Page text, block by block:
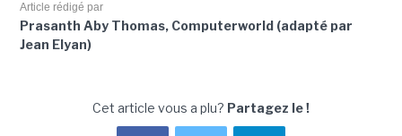
Article rédigé par
Prasanth Aby Thomas, Computerworld (adapté par
Jean Elyan)
Cet article vous a plu? Partagez le !